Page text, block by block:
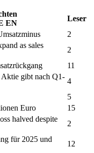
EN
Leser
2
as sales
2
11
Aktie gibt nach Q1-
4
5
Euro
15
halved despite
2
für 2025 und
12